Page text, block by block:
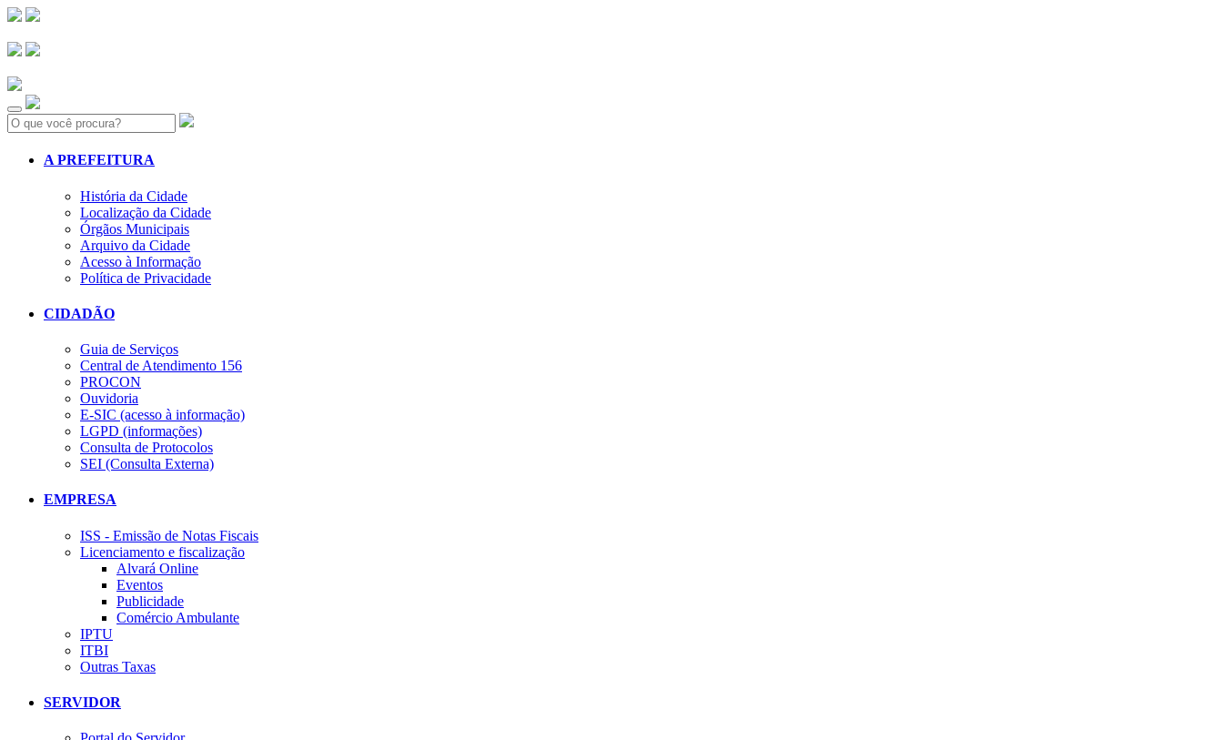
Search:
A PREFEITURA
História da Cidade
Localização da Cidade
Órgãos Municipais
Arquivo da Cidade
Acesso à Informação
Política de Privacidade
CIDADÃO
Guia de Serviços
Central de Atendimento 156
PROCON
Ouvidoria
E-SIC (acesso à informação)
LGPD (informações)
Consulta de Protocolos
SEI (Consulta Externa)
EMPRESA
ISS - Emissão de Notas Fiscais
Licenciamento e fiscalização
Alvará Online
Eventos
Publicidade
Comércio Ambulante
IPTU
ITBI
Outras Taxas
SERVIDOR